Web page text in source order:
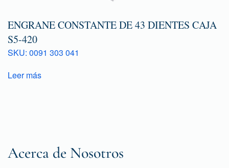
ENGRANE CONSTANTE DE 43 DIENTES CAJA
S5-420
SKU: 0091 303 041
Leer más
Acerca de Nosotros